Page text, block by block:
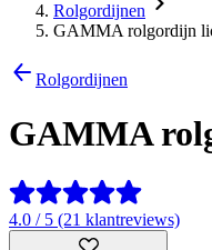
Rolgordijnen
GAMMA rolgordijn
Rolgordijnen
GAMMA
4.0 / 5 (21 klantreviews)